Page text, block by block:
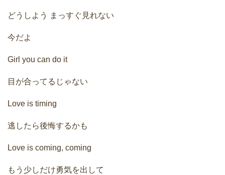
どうしよう まっすぐ見れない
今だよ
Girl you can do it
目が合ってるじゃない
Love is timing
逃したら後悔するかも
Love is coming, coming
もう少しだけ勇気を出して